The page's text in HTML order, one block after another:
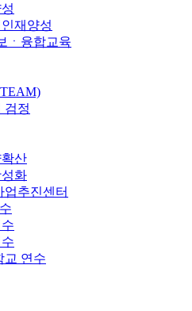
재양성
ㆍ융합교육
검정
산
화
업추진센터
교 연수